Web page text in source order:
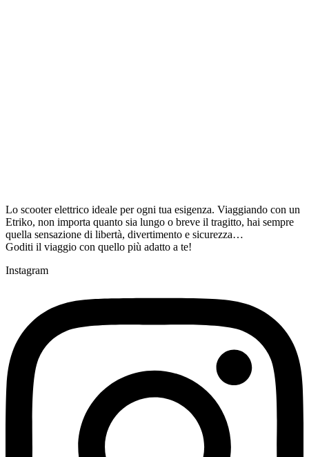
Lo scooter elettrico ideale per ogni tua esigenza. Viaggiando con un
Etriko, non importa quanto sia lungo o breve il tragitto, hai sempre
quella sensazione di libertà, divertimento e sicurezza…
Goditi il viaggio con quello più adatto a te!
Instagram